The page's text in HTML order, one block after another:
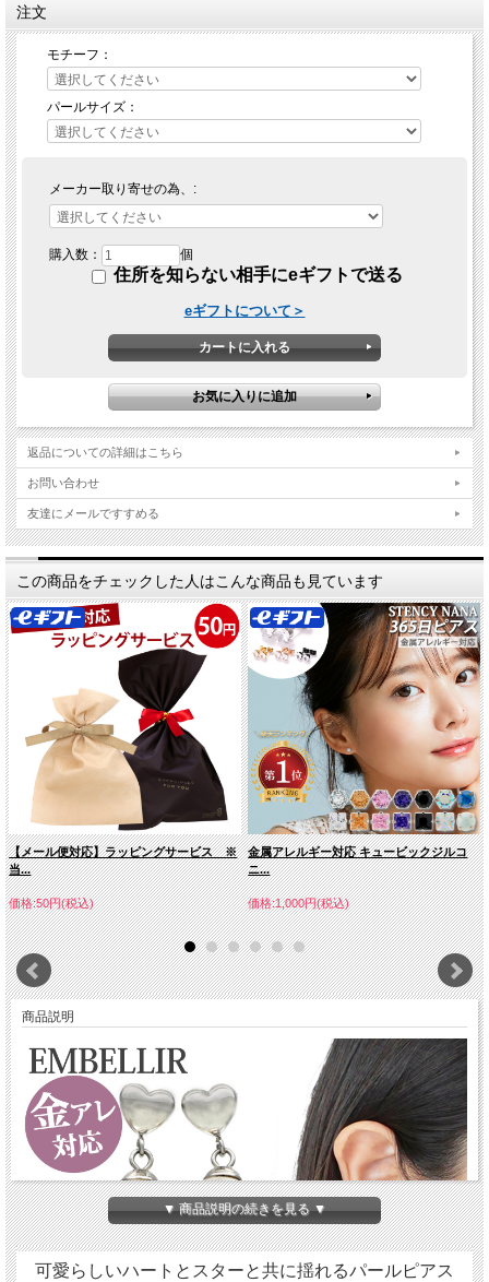
注文
モチーフ：
パールサイズ：
メーカー取り寄せの為、:
購入数： 個
住所を知らない相手にeギフトで送る
eギフトについて＞
返品についての詳細はこちら
お問い合わせ
友達にメールですすめる
この商品をチェックした人はこんな商品も見ています
【メール便対応】ラッピングサービス ※
当...
価格:50円(税込)
金属アレルギー対応 キュービックジルコ
ニ...
価格:1,000円(税込)
商品説明
▼ 商品説明の続きを見る ▼
可愛らしいハートとスターと共に揺れるパールピアス